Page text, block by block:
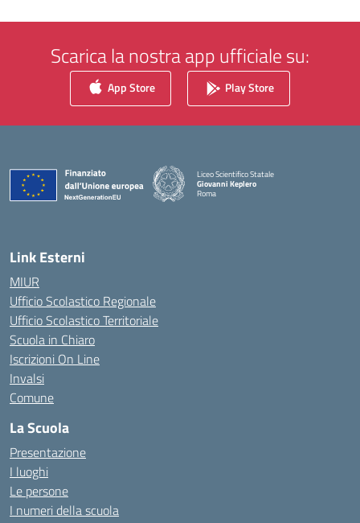
Scarica la nostra app ufficiale su:
App Store Play Store
Liceo Scientifico Statale
Giovanni Keplero
Roma
Link Esterni
MIUR
Ufficio Scolastico Regionale
Ufficio Scolastico Territoriale
Scuola in Chiaro
Iscrizioni On Line
Invalsi
Comune
La Scuola
Presentazione
I luoghi
Le persone
I numeri della scuola